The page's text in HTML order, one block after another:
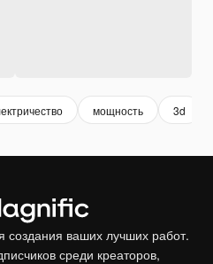
мощность 3d
ваших лучших работ.
среди креаторов,